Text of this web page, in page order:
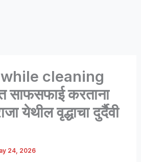
cleaning
साफसफाई करताना
येथील वृद्धाचा दुर्दैवी
24, 2026